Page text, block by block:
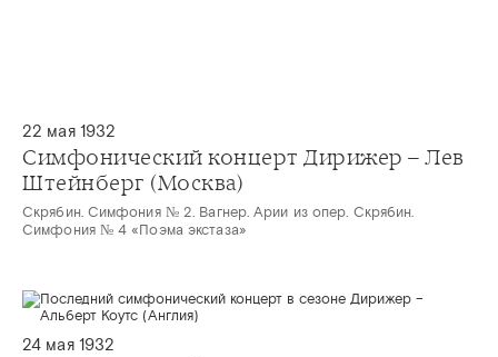
22 мая 1932
Симфонический концерт Дирижер – Лев
Штейнберг (Москва)
Скрябин. Симфония № 2. Вагнер. Арии из опер. Скрябин.
Симфония № 4 «Поэма экстаза»
24 мая 1932